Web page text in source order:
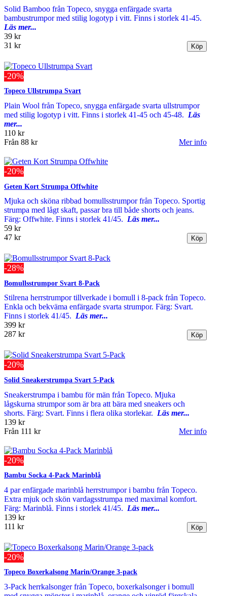
Solid Bamboo från Topeco, snygga enfärgade svarta
bambustrumpor med stilig logotyp i vitt. Finns i storlek 41-45.
Läs mer...
39 kr
31 kr
-20%
Topeco Ullstrumpa Svart
Plain Wool från Topeco, snygga enfärgade svarta ullstrumpor
med stilig logotyp i vitt. Finns i storlek 41-45 och 45-48. Läs
mer...
110 kr
Från 88 kr Mer info
-20%
Geten Kort Strumpa Offwhite
Mjuka och sköna ribbad bomullsstrumpor från Topeco. Sportig
strumpa med lågt skaft, passar bra till både shorts och jeans.
Färg: Offwhite. Finns i storlek 41/45. Läs mer...
59 kr
47 kr
-28%
Bomullsstrumpor Svart 8-Pack
Stilrena herrstrumpor tillverkade i bomull i 8-pack från Topeco.
Enkla och bekväma enfärgade svarta strumpor. Färg: Svart.
Finns i storlek 41/45. Läs mer...
399 kr
287 kr
-20%
Solid Sneakerstrumpa Svart 5-Pack
Sneakerstrumpa i bambu för män från Topeco. Mjuka
lågskurna strumpor som är bra att bära med sneakers och
shorts. Färg: Svart. Finns i flera olika storlekar. Läs mer...
139 kr
Från 111 kr Mer info
-20%
Bambu Socka 4-Pack Marinblå
4 par enfärgade marinblå herrstrumpor i bambu från Topeco.
Extra mjuk och skön vardagsstrumpa med maximal komfort.
Färg: Marinblå. Finns i storlek 41/45. Läs mer...
139 kr
111 kr
-20%
Topeco Boxerkalsong Marin/Orange 3-pack
3-Pack herrkalsonger från Topeco, boxerkalsonger i bomull